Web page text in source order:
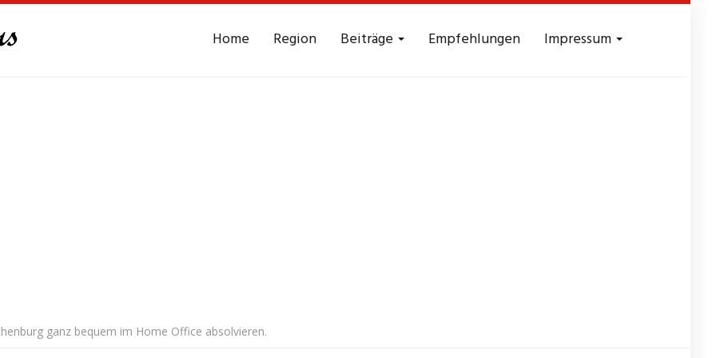
Home Region Beiträge Empfehlungen Impressum
ganz bequem im Home Office absolvieren.